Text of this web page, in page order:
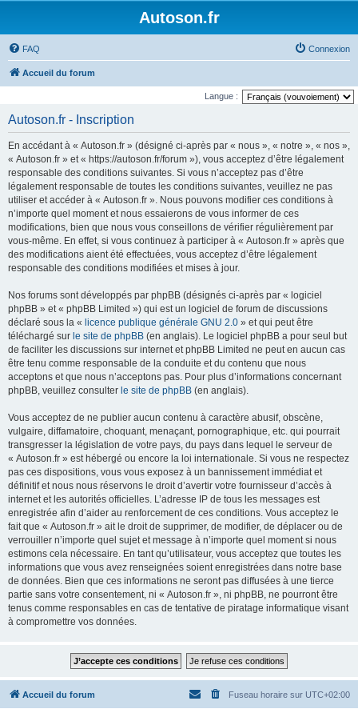
Autoson.fr
FAQ Connexion
Accueil du forum
Langue :
Autoson.fr - Inscription
En accédant à « Autoson.fr » (désigné ci-après par « nous », « notre », « nos »,
« Autoson.fr » et « https://autoson.fr/forum »), vous acceptez d’être légalement
responsable des conditions suivantes. Si vous n’acceptez pas d’être
légalement responsable de toutes les conditions suivantes, veuillez ne pas
utiliser et accéder à « Autoson.fr ». Nous pouvons modifier ces conditions à
n’importe quel moment et nous essaierons de vous informer de ces
modifications, bien que nous vous conseillons de vérifier régulièrement par
vous-même. En effet, si vous continuez à participer à « Autoson.fr » après que
des modifications aient été effectuées, vous acceptez d’être légalement
responsable des conditions modifiées et mises à jour.
Nos forums sont développés par phpBB (désignés ci-après par « logiciel
phpBB » et « phpBB Limited ») qui est un logiciel de forum de discussions
déclaré sous la « licence publique générale GNU 2.0 » et qui peut être
téléchargé sur le site de phpBB (en anglais). Le logiciel phpBB a pour seul but
de faciliter les discussions sur internet et phpBB Limited ne peut en aucun cas
être tenu comme responsable de la conduite et du contenu que nous
acceptons et que nous n’acceptons pas. Pour plus d’informations concernant
phpBB, veuillez consulter le site de phpBB (en anglais).
Vous acceptez de ne publier aucun contenu à caractère abusif, obscène,
vulgaire, diffamatoire, choquant, menaçant, pornographique, etc. qui pourrait
transgresser la législation de votre pays, du pays dans lequel le serveur de
« Autoson.fr » est hébergé ou encore la loi internationale. Si vous ne respectez
pas ces dispositions, vous vous exposez à un bannissement immédiat et
définitif et nous nous réservons le droit d’avertir votre fournisseur d’accès à
internet et les autorités officielles. L’adresse IP de tous les messages est
enregistrée afin d’aider au renforcement de ces conditions. Vous acceptez le
fait que « Autoson.fr » ait le droit de supprimer, de modifier, de déplacer ou de
verrouiller n’importe quel sujet et message à n’importe quel moment si nous
estimons cela nécessaire. En tant qu’utilisateur, vous acceptez que toutes les
informations que vous avez renseignées soient enregistrées dans notre base
de données. Bien que ces informations ne seront pas diffusées à une tierce
partie sans votre consentement, ni « Autoson.fr », ni phpBB, ne pourront être
tenus comme responsables en cas de tentative de piratage informatique visant
à compromettre vos données.
Accueil du forum Fuseau horaire sur UTC+02:00